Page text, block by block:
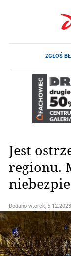
Jest
regionu.
Dodano wtorek,